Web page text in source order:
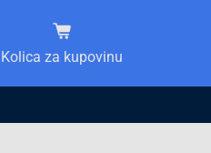
Kolica za kupovinu